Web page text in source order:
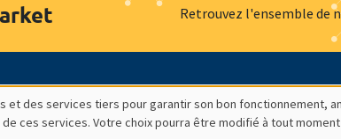
Retrouvez l'ensemble de
Nos engagements Hommage à Actualités
et des services tiers pour garantir son bon fonctionnement,
ces services. Votre choix pourra être modifié à tout